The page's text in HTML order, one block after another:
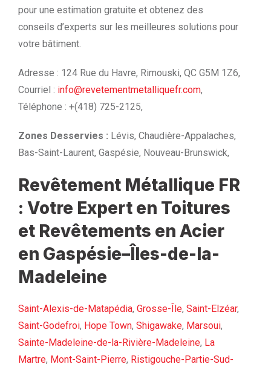
pour une estimation gratuite et obtenez des
conseils d’experts sur les meilleures solutions pour
votre bâtiment.
Adresse : 124 Rue du Havre, Rimouski, QC G5M 1Z6,
Courriel : info@revetementmetalliquefr.com,
Téléphone : +(418) 725-2125,
Zones Desservies : Lévis, Chaudière-Appalaches,
Bas-Saint-Laurent, Gaspésie, Nouveau-Brunswick,
Revêtement Métallique FR
: Votre Expert en Toitures
et Revêtements en Acier
en Gaspésie–Îles-de-la-
Madeleine
Saint-Alexis-de-Matapédia, Grosse-Île, Saint-Elzéar,
Saint-Godefroi, Hope Town, Shigawake, Marsoui,
Sainte-Madeleine-de-la-Rivière-Madeleine, La
Martre, Mont-Saint-Pierre, Ristigouche-Partie-Sud-